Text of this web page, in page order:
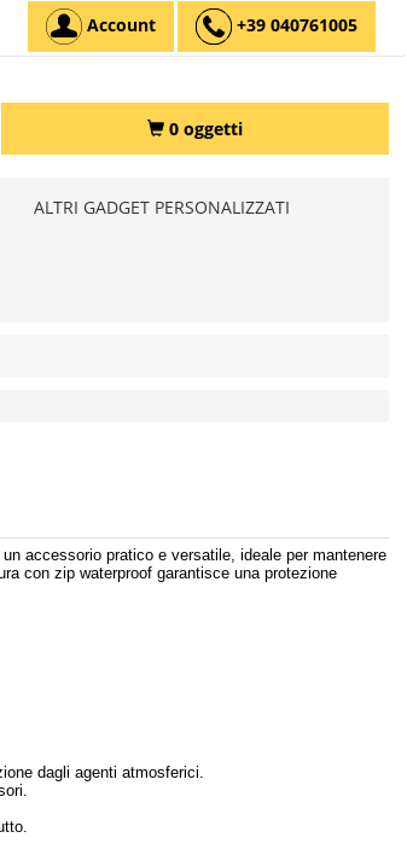
Account +39 040761005
0 oggetti
ALTRI GADGET PERSONALIZZATI
un accessorio pratico e versatile, ideale per mantenere
con zip waterproof garantisce una protezione
dagli agenti atmosferici.